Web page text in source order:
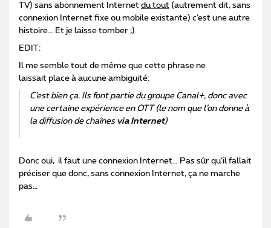
TV) sans abonnement Internet du tout (autrement dit, sans
connexion Internet fixe ou mobile existante) c’est une autre
histoire… Et je laisse tomber ;)
EDIT:
Il me semble tout de même que cette phrase ne
laissait place à aucune ambiguité:
C’est bien ça. Ils font partie du groupe Canal+, donc avec
une certaine expérience en OTT (le nom que l’on donne à
la diffusion de chaînes via Internet)
Donc oui, il faut une connexion Internet… Pas sûr qu’il fallait
préciser que donc, sans connexion Internet, ça ne marche
pas…